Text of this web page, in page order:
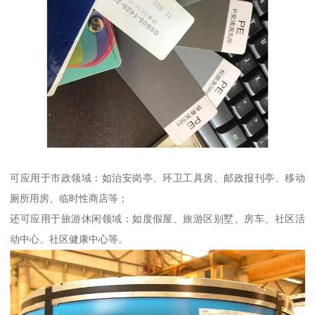
可应用于市政领域：如治安岗亭、环卫工具房、邮政报刊亭、移动
厕所用房、临时性商店等；
还可应用于旅游休闲领域：如度假屋、旅游区别墅、房车、社区活
动中心、社区健康中心等。